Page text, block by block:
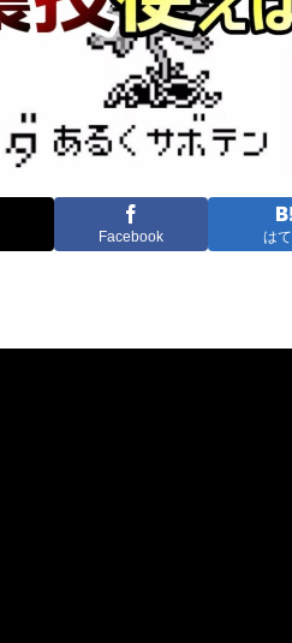
Facebook は